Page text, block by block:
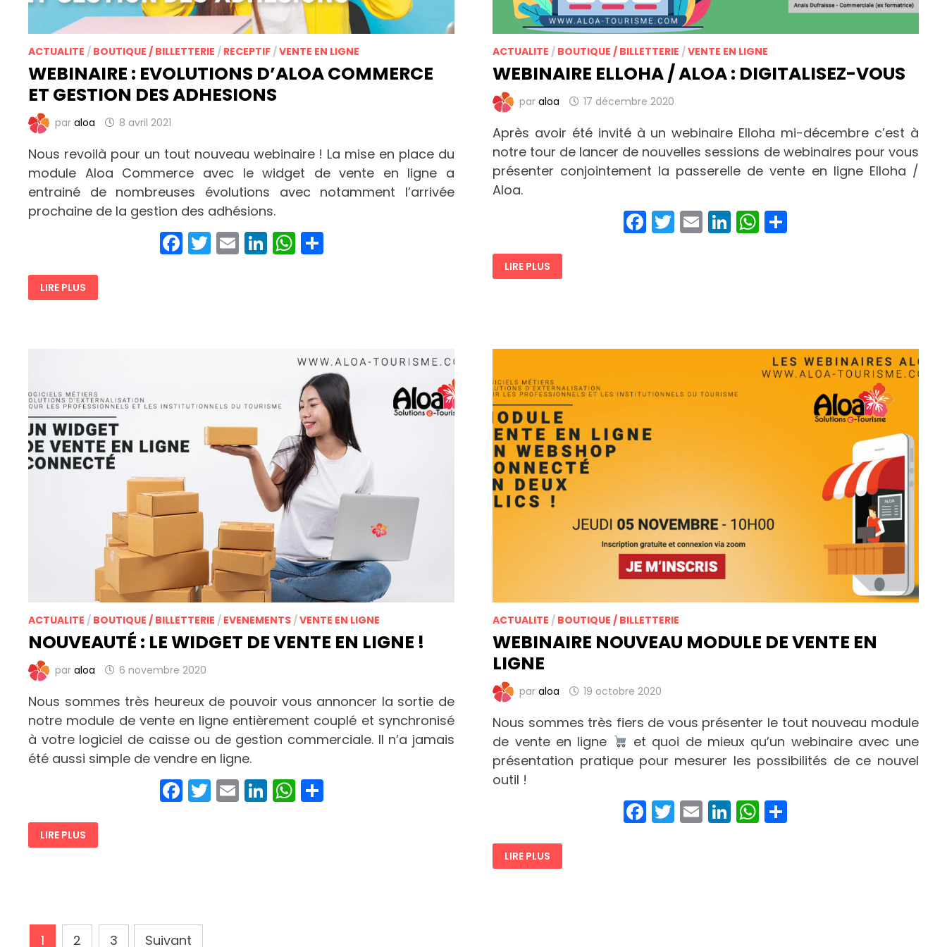
ACTUALITE / BOUTIQUE / BILLETTERIE / RECEPTIF /VENTE EN LIGNE
WEBINAIRE : EVOLUTIONS D’ALOA COMMERCE
ET GESTION DES ADHESIONS
paraloa 8 avril 2021
Nous revoilà pour un tout nouveau webinaire ! La mise en place du
module Aloa Commerce avec le widget de vente en ligne a
entrainé de nombreuses évolutions avec notamment l’arrivée
prochaine de la gestion des adhésions.
Facebook
Twitter
EmailLinkedIn
WhatsApp
Partager
WEBINAIRE
:
EVOLUTIONS
LIRE PLUS
ACTUALITE / BOUTIQUE / BILLETTERIE /VENTE EN LIGNE
WEBINAIRE ELLOHA / ALOA : DIGITALISEZ-VOUS
paraloa 17 décembre 2020
Après avoir été invité à un webinaire Elloha mi-décembre c’est à
notre tour de lancer de nouvelles sessions de webinaires pour vous
présenter conjointement la passerelle de vente en ligne Elloha /
Aloa.
Facebook
Twitter
EmailLinkedIn
WhatsApp
WEBINAIRE
ELLOHA
/
LIRE PLUS
ACTUALITE / BOUTIQUE / BILLETTERIE / EVENEMENTS /VENTE EN LIGNE
NOUVEAUTÉ : LE WIDGET DE VENTE EN LIGNE !
paraloa 6 novembre 2020
Nous sommes très heureux de pouvoir vous annoncer la sortie de
notre module de vente en ligne entièrement couplé et synchronisé
à votre logiciel de caisse ou de gestion commerciale. Il n’a jamais
été aussi simple de vendre en ligne.
Facebook
Twitter
EmailLinkedIn
WhatsApp
Partager
NOUVEAUTÉ
:
LE
LIRE PLUS
ACTUALITE / BOUTIQUE / BILLETTERIE
WEBINAIRE NOUVEAU MODULE DE VENTE EN
LIGNE
paraloa 19 octobre 2020
Nous sommes très fiers de vous présenter le tout nouveau module
de vente en ligne
et quoi de mieux qu’un webinaire avec une
présentation pratique pour mesurer les possibilités de ce nouvel
outil !
Facebook
Twitter
EmailLinkedIn
WhatsApp
WEBINAIRE
NOUVEAU
MODULE
LIRE PLUS
Pagination
1 2 3 Suivant